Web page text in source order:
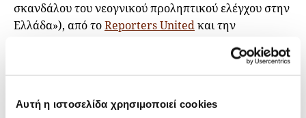
Αυτή η ιστοσελίδα χρησιμοποιεί cookies
σκανδάλου του νεογνικού προληπτικού ελέγχου στην
Ελλάδα»), από τοReporters Unitedκαι την
Χριστόφορου Κάσδαγλη και της Δέσποινας
Παπαγεωργίου.
Βραβείο Μεταναστευτικής Δημοσιογραφίας